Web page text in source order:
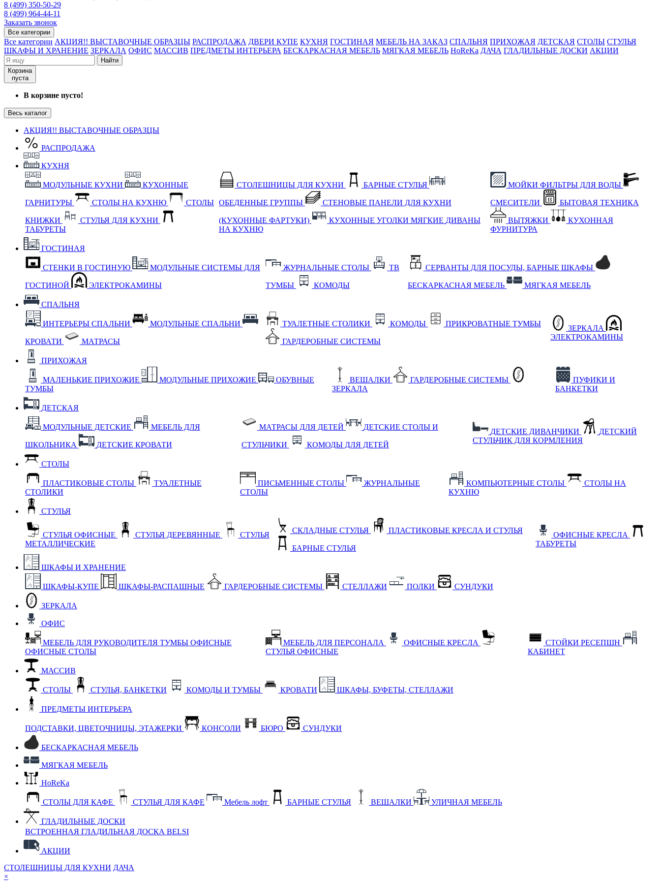
8 (499) 350-50-29
8 (499) 964-44-11
Заказать звонок
Все категории
Все категории АКЦИЯ!! ВЫСТАВОЧНЫЕ ОБРАЗЦЫ РАСПРОДАЖА ДВЕРИ КУПЕ КУХНЯ ГОСТИНАЯ МЕБЕЛЬ НА ЗАКАЗ СПАЛЬНЯ ПРИХОЖАЯ ДЕТСКАЯ СТОЛЫ СТУЛЬЯ
ШКАФЫ И ХРАНЕНИЕ ЗЕРКАЛА ОФИС МАССИВ ПРЕДМЕТЫ ИНТЕРЬЕРА БЕСКАРКАСНАЯ МЕБЕЛЬ МЯГКАЯ МЕБЕЛЬ HoReKa ДАЧА ГЛАДИЛЬНЫЕ ДОСКИ АКЦИИ
Найти
Корзина
пуста
В корзине пусто!
Весь каталог
АКЦИЯ!! ВЫСТАВОЧНЫЕ ОБРАЗЦЫ
РАСПРОДАЖА
КУХНЯ
МОДУЛЬНЫЕ КУХНИ КУХОННЫЕ
ГАРНИТУРЫ СТОЛЫ НА КУХНЮ СТОЛЫ
КНИЖКИ
СТУЛЬЯ ДЛЯ КУХНИ
ТАБУРЕТЫ
СТОЛЕШНИЦЫ ДЛЯ КУХНИ БАРНЫЕ СТУЛЬЯ
ОБЕДЕННЫЕ ГРУППЫ СТЕНОВЫЕ ПАНЕЛИ ДЛЯ КУХНИ
(КУХОННЫЕ ФАРТУКИ) КУХОННЫЕ УГОЛКИ МЯГКИЕ ДИВАНЫ
НА КУХНЮ
МОЙКИ ФИЛЬТРЫ ДЛЯ ВОДЫ
СМЕСИТЕЛИ БЫТОВАЯ ТЕХНИКА
ВЫТЯЖКИ
КУХОННАЯ
ФУРНИТУРА
ГОСТИНАЯ
СТЕНКИ В ГОСТИНУЮ МОДУЛЬНЫЕ СИСТЕМЫ ДЛЯ
ГОСТИНОЙ ЭЛЕКТРОКАМИНЫ
ЖУРНАЛЬНЫЕ СТОЛЫ ТВ
ТУМБЫ КОМОДЫ
СЕРВАНТЫ ДЛЯ ПОСУДЫ, БАРНЫЕ ШКАФЫ
БЕСКАРКАСНАЯ МЕБЕЛЬ МЯГКАЯ МЕБЕЛЬ
СПАЛЬНЯ
ИНТЕРЬЕРЫ СПАЛЬНИ МОДУЛЬНЫЕ СПАЛЬНИ
КРОВАТИ МАТРАСЫ
ТУАЛЕТНЫЕ СТОЛИКИ КОМОДЫ ПРИКРОВАТНЫЕ ТУМБЫ
ГАРДЕРОБНЫЕ СИСТЕМЫ
ЗЕРКАЛА
ЭЛЕКТРОКАМИНЫ
ПРИХОЖАЯ
МАЛЕНЬКИЕ ПРИХОЖИЕ МОДУЛЬНЫЕ ПРИХОЖИЕ
ОБУВНЫЕ
ТУМБЫ
ВЕШАЛКИ
ГАРДЕРОБНЫЕ СИСТЕМЫ
ЗЕРКАЛА
ПУФИКИ И
БАНКЕТКИ
ДЕТСКАЯ
МОДУЛЬНЫЕ ДЕТСКИЕ МЕБЕЛЬ ДЛЯ
ШКОЛЬНИКА ДЕТСКИЕ КРОВАТИ
МАТРАСЫ ДЛЯ ДЕТЕЙ ДЕТСКИЕ СТОЛЫ И
СТУЛЬЧИКИ КОМОДЫ ДЛЯ ДЕТЕЙ
ДЕТСКИЕ ДИВАНЧИКИ
ДЕТСКИЙ
СТУЛЬЧИК ДЛЯ КОРМЛЕНИЯ
СТОЛЫ
ПЛАСТИКОВЫЕ СТОЛЫ
ТУАЛЕТНЫЕ
СТОЛИКИ
ПИСЬМЕННЫЕ СТОЛЫ
ЖУРНАЛЬНЫЕ
СТОЛЫ
КОМПЬЮТЕРНЫЕ СТОЛЫ
СТОЛЫ НА
КУХНЮ
СТУЛЬЯ
СТУЛЬЯ ОФИСНЫЕ СТУЛЬЯ ДЕРЕВЯННЫЕ
СТУЛЬЯ
МЕТАЛЛИЧЕСКИЕ
СКЛАДНЫЕ СТУЛЬЯ ПЛАСТИКОВЫЕ КРЕСЛА И СТУЛЬЯ
БАРНЫЕ СТУЛЬЯ
ОФИСНЫЕ КРЕСЛА
ТАБУРЕТЫ
ШКАФЫ И ХРАНЕНИЕ
ШКАФЫ-КУПЕ ШКАФЫ-РАСПАШНЫЕ ГАРДЕРОБНЫЕ СИСТЕМЫ СТЕЛЛАЖИ ПОЛКИ СУНДУКИ
ЗЕРКАЛА
ОФИС
МЕБЕЛЬ ДЛЯ РУКОВОДИТЕЛЯ ТУМБЫ ОФИСНЫЕ
ОФИСНЫЕ СТОЛЫ
МЕБЕЛЬ ДЛЯ ПЕРСОНАЛА
ОФИСНЫЕ КРЕСЛА
СТУЛЬЯ ОФИСНЫЕ
СТОЙКИ РЕСЕПШН
КАБИНЕТ
МАССИВ
СТОЛЫ СТУЛЬЯ, БАНКЕТКИ КОМОДЫ И ТУМБЫ КРОВАТИ ШКАФЫ, БУФЕТЫ, СТЕЛЛАЖИ
ПРЕДМЕТЫ ИНТЕРЬЕРА
ПОДСТАВКИ, ЦВЕТОЧНИЦЫ, ЭТАЖЕРКИ КОНСОЛИ БЮРО СУНДУКИ
БЕСКАРКАСНАЯ МЕБЕЛЬ
МЯГКАЯ МЕБЕЛЬ
HoReKa
СТОЛЫ ДЛЯ КАФЕ СТУЛЬЯ ДЛЯ КАФЕ Мебель лофт БАРНЫЕ СТУЛЬЯ ВЕШАЛКИ УЛИЧНАЯ МЕБЕЛЬ
ГЛАДИЛЬНЫЕ ДОСКИ
ВСТРОЕННАЯ ГЛАДИЛЬНАЯ ДОСКА BELSI
АКЦИИ
СТОЛЕШНИЦЫ ДЛЯ КУХНИ ДАЧА
×